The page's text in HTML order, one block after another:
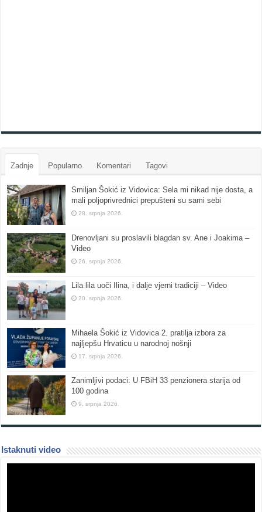
Zadnje Popularno Komentari Tagovi
Smiljan Šokić iz Vidovica: Sela mi nikad nije dosta, a
mali poljoprivrednici prepušteni su sami sebi
28. srpnja 2026.
Drenovljani su proslavili blagdan sv. Ane i Joakima –
Video
26. srpnja 2026.
Lila lila uoči Ilina, i dalje vjerni tradiciji – Video
20. srpnja 2026.
Mihaela Šokić iz Vidovica 2. pratilja izbora za
najljepšu Hrvaticu u narodnoj nošnji
17. srpnja 2026.
Zanimljivi podaci: U FBiH 33 penzionera starija od
100 godina
9. srpnja 2026.
Istaknuti video